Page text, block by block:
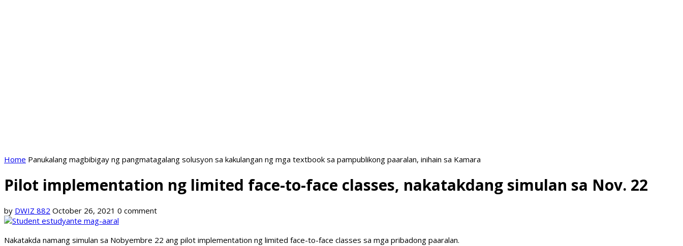
Home Panukalang magbibigay ng pangmatagalang solusyon sa kakulangan ng mga textbook sa pampublikong paaralan, inihain sa Kamara
Pilot implementation ng limited face-to-face classes, nakatakdang simulan sa Nov. 22
by DWIZ 882 October 26, 2021 0 comment
Nakatakda namang simulan sa Nobyembre 22 ang pilot implementation ng limited face-to-face classes sa mga pribadong paaralan.